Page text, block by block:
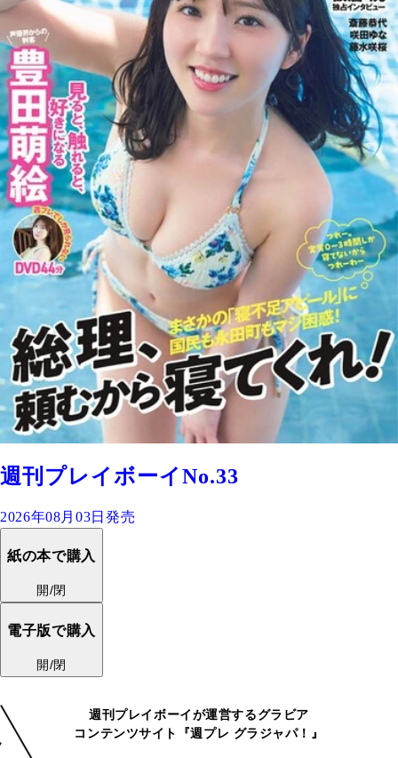
週刊プレイボーイNo.33
2026年08月03日発売
紙の本で購入
開/閉
電子版で購入
開/閉
週刊プレイボーイが運営するグラビア
コンテンツサイト『週プレ グラジャパ！』